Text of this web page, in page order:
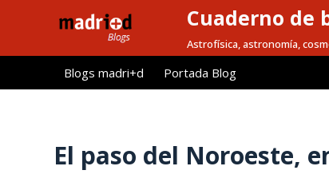
l
Cuaderno de
Astrofísica, astronomía,
Blogs madri+d Portada Blog
El paso del Noroeste,